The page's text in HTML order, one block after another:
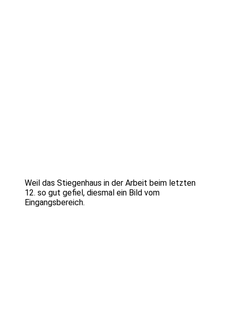
Weil das Stiegenhaus in der Arbeit beim letzten
12. so gut gefiel, diesmal ein Bild vom
Eingangsbereich.